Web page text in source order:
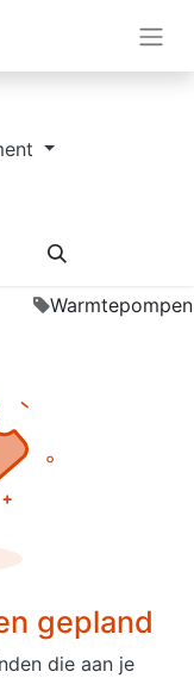
Warmtepompen
gepland
die aan je